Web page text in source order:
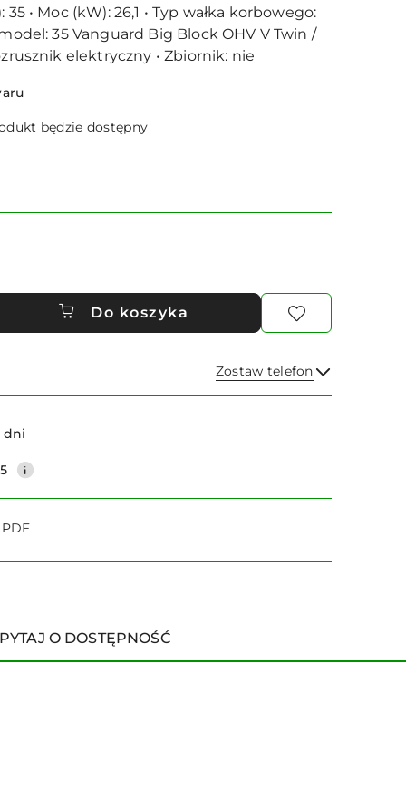
35 • Moc (kW): 26,1 • Typ wałka korbowego:
35 Vanguard Big Block OHV V Twin /
elektryczny • Zbiornik: nie
będzie dostępny
Do koszyka
Zostaw telefon
Wyślij
dni
O DOSTĘPNOŚĆ